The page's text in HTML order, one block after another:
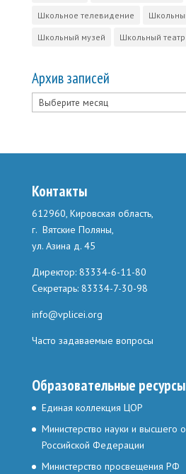
Школьное телевидение
Школьный музей Школьный театр
Архив записей
Архив
записей
Контакты
612960, Кировская область,
г. Вятские Поляны,
ул. Азина д. 45
Директор: 83334-6-11-80
Секретарь: 83334-7-30-98
info@vplicei.org
Часто задаваемые вопросы
Образовательные ресурсы
Единая коллекция ЦОР
Министерство науки и высшего
Российской Федерации
Министерство просвещения РФ